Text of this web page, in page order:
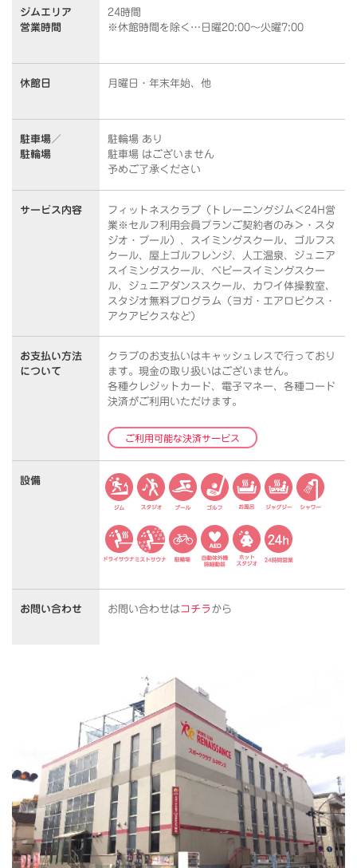
ジムエリア
営業時間
24時間
※休館時間を除く…日曜20:00～火曜7:00
休館日 月曜日・年末年始、他
駐車場／
駐輪場
駐輪場 あり
駐車場 はございません
予めご了承ください
サービス内容
フィットネスクラブ（トレーニングジム＜24H営
業※セルフ利用会員プランご契約者のみ＞・スタ
ジオ・プール）、スイミングスクール、ゴルフス
クール、屋上ゴルフレンジ、人工温泉、ジュニア
スイミングスクール、ベビースイミングスクー
ル、ジュニアダンススクール、カワイ体操教室、
スタジオ無料プログラム（ヨガ・エアロビクス・
アクアビクスなど）
お支払い方法
について
クラブのお支払いはキャッシュレスで行っており
ます。 現金の取り扱いはございません。
各種クレジットカード、電子マネー、各種コード
決済がご利用いただけます。
ご利用可能な決済サービス
設備
お問い合わせ お問い合わせはコチラから